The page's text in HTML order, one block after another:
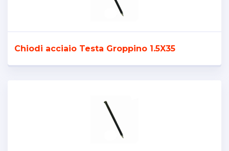
Chiodi acciaio Testa Groppino 1.5X35